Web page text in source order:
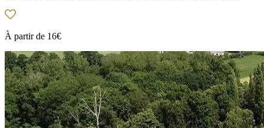
À partir de 16€